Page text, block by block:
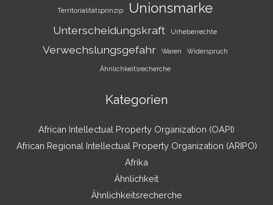
Territorialitätsprinzip Unionsmarke
Unterscheidungskraft Urheberrechte
Verwechslungsgefahr Waren Widerspruch
Ähnlichkeitsrecherche
Kategorien
African Intellectual Property Organization (OAPI)
African Regional Intellectual Property Organization (ARIPO)
Afrika
Ähnlichkeit
Ähnlichkeitsrecherche